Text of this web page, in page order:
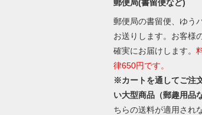
郵便局(書留便など)
郵便局の書留便、ゆう
お送りします。お客様
確実にお届けします。
律650円です。
※カートを通してご注
い大型商品（郵趣用品
ちらの送料が適用され